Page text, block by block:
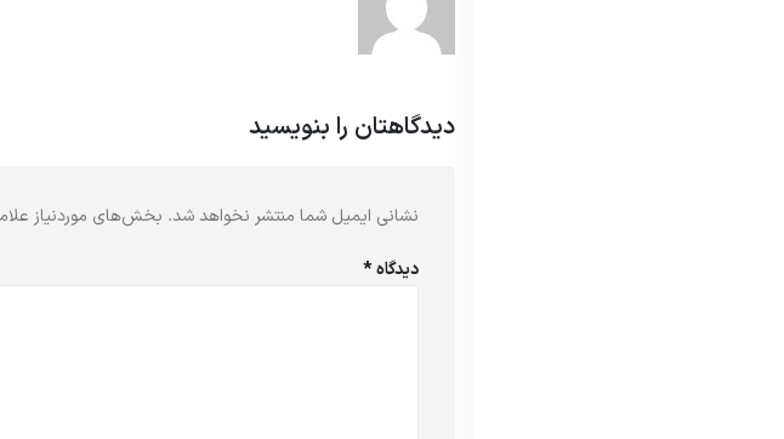
دیدگاهتان را بنویسید
نشانی ایمیل شما منتشر نخواهد شد. بخش‌های موردنیاز
دیدگاه*